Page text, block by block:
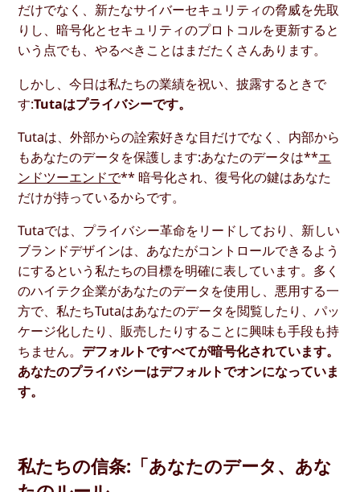
だけでなく、新たなサイバーセキュリティの脅威を先取
りし、暗号化とセキュリティのプロトコルを更新すると
いう点でも、やるべきことはまだたくさんあります。
しかし、今日は私たちの業績を祝い、披露するときで
す:Tutaはプライバシーです。
Tutaは、外部からの詮索好きな目だけでなく、内部から
もあなたのデータを保護します:あなたのデータは**エ
ンドツーエンドで** 暗号化され、復号化の鍵はあなた
だけが持っているからです。
Tutaでは、プライバシー革命をリードしており、新しい
ブランドデザインは、あなたがコントロールできるよう
にするという私たちの目標を明確に表しています。多く
のハイテク企業があなたのデータを使用し、悪用する一
方で、私たちTutaはあなたのデータを閲覧したり、パッ
ケージ化したり、販売したりすることに興味も手段も持
ちません。デフォルトですべてが暗号化されています。
あなたのプライバシーはデフォルトでオンになっていま
す。
私たちの信条:「あなたのデータ、あな